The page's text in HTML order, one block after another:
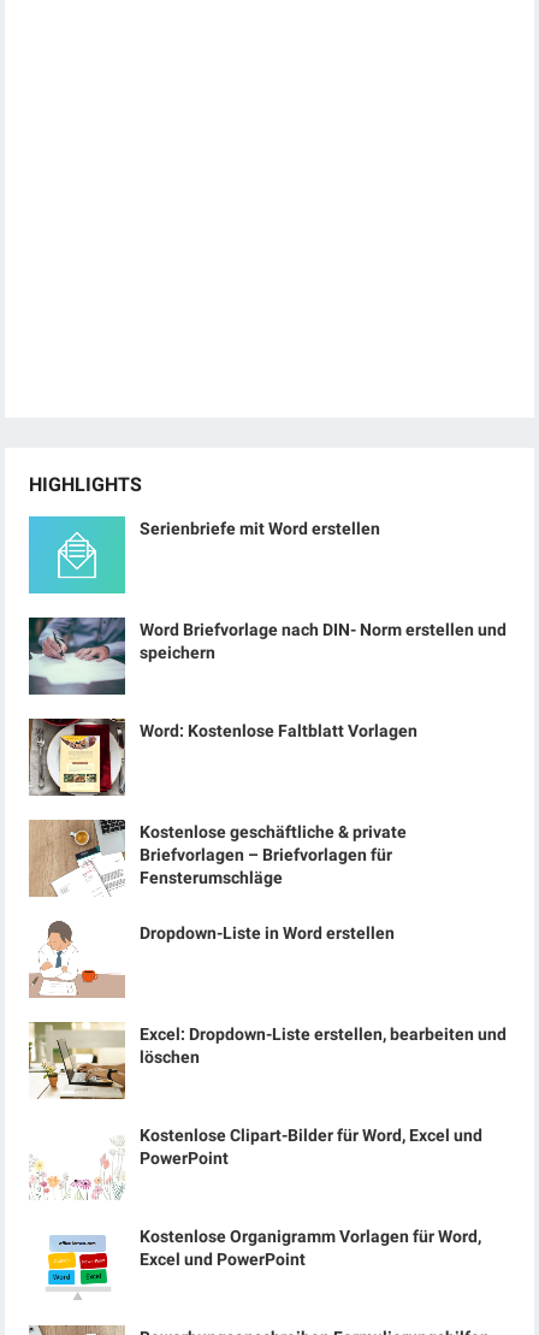
HIGHLIGHTS
Serienbriefe mit Word erstellen
Word Briefvorlage nach DIN- Norm erstellen und
speichern
Word: Kostenlose Faltblatt Vorlagen
Kostenlose geschäftliche & private
Briefvorlagen – Briefvorlagen für
Fensterumschläge
Dropdown-Liste in Word erstellen
Excel: Dropdown-Liste erstellen, bearbeiten und
löschen
Kostenlose Clipart-Bilder für Word, Excel und
PowerPoint
Kostenlose Organigramm Vorlagen für Word,
Excel und PowerPoint